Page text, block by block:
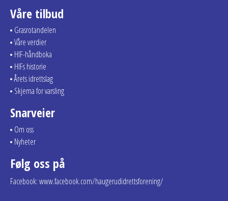
Våre tilbud
Grasrotandelen
Våre verdier
HIF-håndboka
HIFs historie
Årets idrettslag
Skjema for varsling
Snarveier
Om oss
Nyheter
Følg oss på
Facebook: www.facebook.com/haugerudidrettsforening/